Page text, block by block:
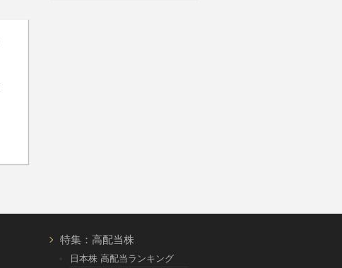
特集：高配当株
日本株 高配当ランキング